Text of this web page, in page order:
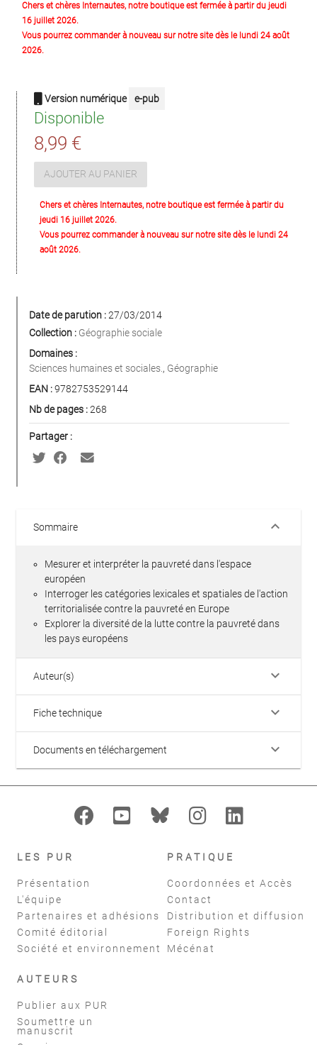
Chers et chères Internautes, notre boutique est fermée à partir du jeudi
16 juillet 2026.
Vous pourrez commander à nouveau sur notre site dès le lundi 24 août
2026.
Version numérique e-pub
Disponible
8,99 €
AJOUTER AU PANIER
Chers et chères Internautes, notre boutique est fermée à partir du
jeudi 16 juillet 2026.
Vous pourrez commander à nouveau sur notre site dès le lundi 24
août 2026.
Date de parution :27/03/2014
Collection : Géographie sociale
Domaines :
Sciences humaines et sociales. , Géographie
EAN :9782753529144
Nb de pages :268
Partager :
Sommaire keyboard_arrow_down
Mesurer et interpréter la pauvreté dans l'espace
européen
Interroger les catégories lexicales et spatiales de l'action
territorialisée contre la pauvreté en Europe
Explorer la diversité de la lutte contre la pauvreté dans
les pays européens
Auteur(s) keyboard_arrow_down
Fiche technique keyboard_arrow_down
Documents en téléchargement keyboard_arrow_down
LES PUR
Présentation
L'équipe
Partenaires et adhésions
Comité éditorial
Société et environnement
PRATIQUE
Coordonnées et Accès
Contact
Distribution et diffusion
Foreign Rights
Mécénat
AUTEURS
Publier aux PUR
Soumettre un
manuscrit